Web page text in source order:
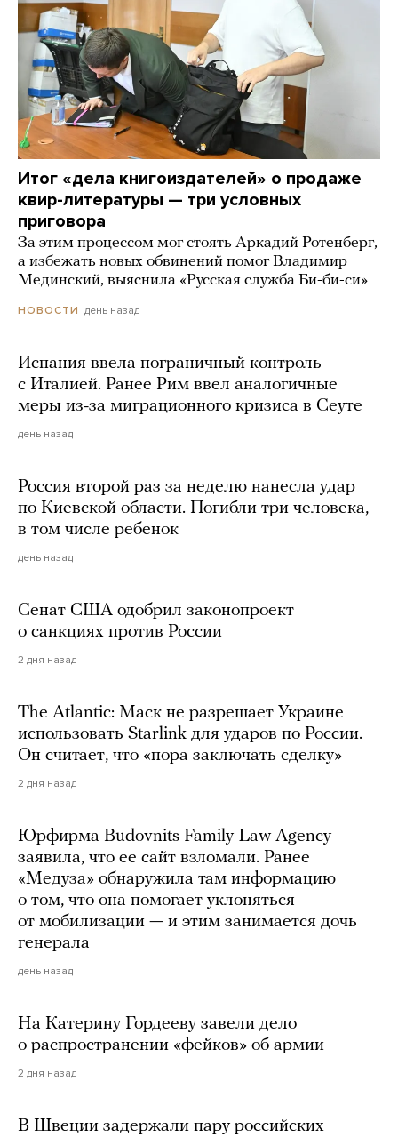
Итог «дела книгоиздателей» о продаже
квир-литературы — три условных
приговора
За этим процессом мог стоять Аркадий Ротенберг,
а избежать новых обвинений помог Владимир
Мединский, выяснила «Русская служба Би-би-си»
НОВОСТИ день назад
Испания ввела пограничный контроль
с Италией. Ранее Рим ввел аналогичные
меры из-за миграционного кризиса в Сеуте
день назад
Россия второй раз за неделю нанесла удар
по Киевской области. Погибли три человека,
в том числе ребенок
день назад
Сенат США одобрил законопроект
о санкциях против России
2 дня назад
The Atlantic: Маск не разрешает Украине
использовать Starlink для ударов по России.
Он считает, что «пора заключать сделку»
2 дня назад
Юрфирма Budovnits Family Law Agency
заявила, что ее сайт взломали. Ранее
«Медуза» обнаружила там информацию
о том, что она помогает уклоняться
от мобилизации — и этим занимается дочь
генерала
день назад
На Катерину Гордееву завели дело
о распространении «фейков» об армии
2 дня назад
В Швеции задержали пару российских